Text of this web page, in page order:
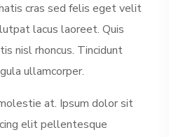
cras sed felis eget velit
lacus laoreet. Quis
nisl rhoncus. Tincidunt
ullamcorper.
at. Ipsum dolor sit
elit pellentesque